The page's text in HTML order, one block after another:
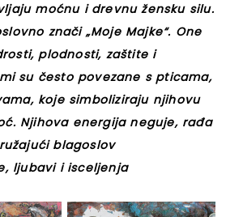
moćnu i drevnu žensku silu.
znači „Moje Majke“. One
plodnosti, zaštite i
su često povezane s pticama,
koje simboliziraju njihovu
Njihova energija neguje, rađa
blagoslov
ljubavi i isceljenja